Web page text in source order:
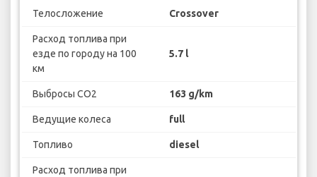
Телосложение Crossover
Расход топлива при
езде по городу на 100
км
5.7 l
Выбросы CO2 163 g/km
Ведущие колеса full
Топливо diesel
Расход топлива при